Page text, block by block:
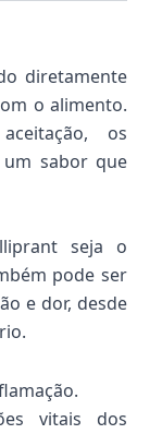
diretamente
o alimento.
os
um sabor que
seja o
pode ser
e dor, desde
vitais dos